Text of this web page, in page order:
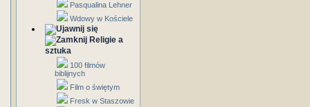
Pasqualina Lehner
Wdowy w Kościele
Religie a
sztuka
100 filmów
biblijnych
Film o świętym
Fresk w Staszowie